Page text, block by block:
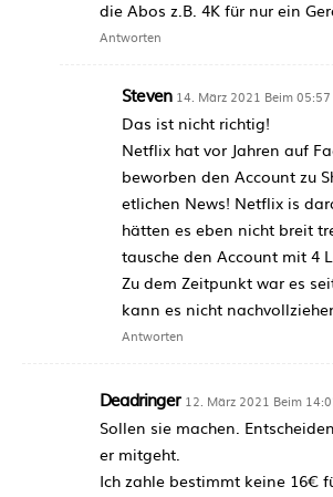
die Abos z.B. 4K für nur ein
Antworten
Steven 14. März 2021 Beim 05:57
Das ist nicht richtig!
Netflix hat vor Jahren auf
beworben den Account zu
etlichen News! Netflix is
hätten es eben nicht breit
tausche den Account mit 4
Zu dem Zeitpunkt war es
kann es nicht
Antworten
Deadringer 12. März 2021 Beim
Sollen sie machen.
er mitgeht.
Ich zahle bestimmt keine 16€